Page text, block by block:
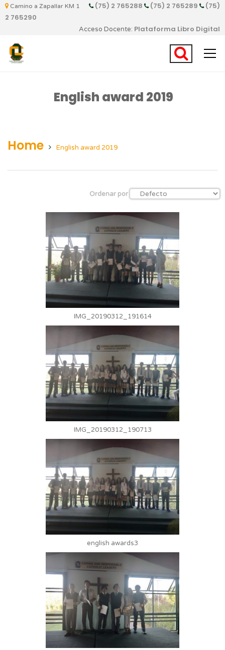
Camino a Zapallar KM 1 (75) 2 765288 (75) 2 765289
(75)
2 765290
Acceso Docente: Plataforma Libro Digital
English award 2019
Home English award 2019
Ordenar por
IMG_20190312_191614
IMG_20190312_190713
english awards3